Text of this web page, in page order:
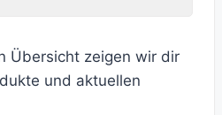
Übersicht zeigen wir dir
und aktuellen